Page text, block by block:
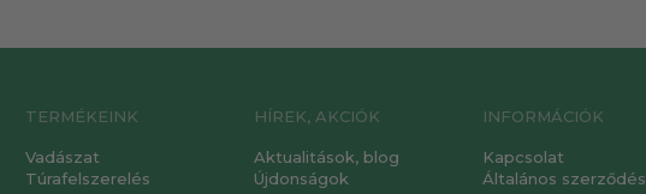
TERMÉKEINK
Vadászat
Túrafelszerelés
HÍREK, AKCIÓK
Aktualitások, blog
Újdonságok
INFORMÁCIÓK
Kapcsolat
Általános szerződés